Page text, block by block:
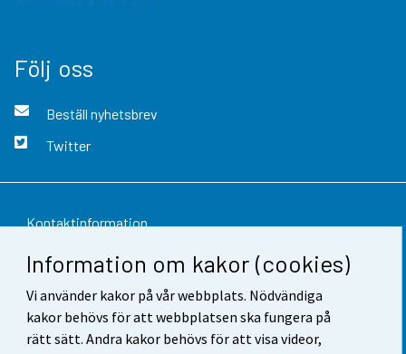
Information om kakor (cookies)
Vi använder kakor på vår webbplats. Nödvändiga
kakor behövs för att webbplatsen ska fungera på
rätt sätt. Andra kakor behövs för att visa videor,
Följ oss
Beställ nyhetsbrev
Twitter
Kontaktinformation
Respons
Användarvillkor
Dataskydd